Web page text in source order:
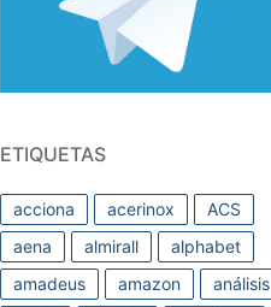
ETIQUETAS
acciona acerinox
ACS
aena
almirall
alphabet
amadeus
amazon
análisis